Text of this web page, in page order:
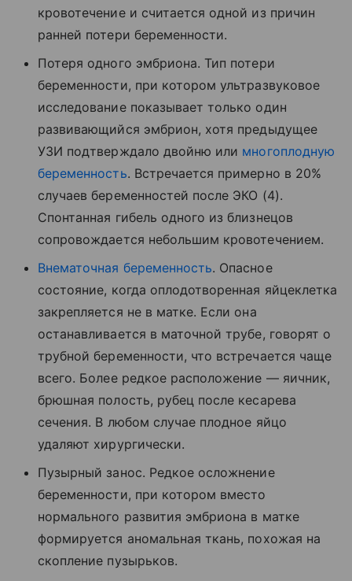
кровотечение и считается одной из причин
ранней потери беременности.
Потеря одного эмбриона. Тип потери
беременности, при котором ультразвуковое
исследование показывает только один
развивающийся эмбрион, хотя предыдущее
УЗИ подтверждало двойню или многоплодную
беременность. Встречается примерно в 20%
случаев беременностей после ЭКО (4).
Спонтанная гибель одного из близнецов
сопровождается небольшим кровотечением.
Внематочная беременность. Опасное
состояние, когда оплодотворенная яйцеклетка
закрепляется не в матке. Если она
останавливается в маточной трубе, говорят о
трубной беременности, что встречается чаще
всего. Более редкое расположение — яичник,
брюшная полость, рубец после кесарева
сечения. В любом случае плодное яйцо
удаляют хирургически.
Пузырный занос. Редкое осложнение
беременности, при котором вместо
нормального развития эмбриона в матке
формируется аномальная ткань, похожая на
скопление пузырьков.